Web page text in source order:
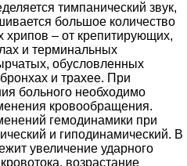
тимпанический звук,
большое количество
– от крепитирующих,
и терминальных
обусловленных
и трахее. При
больного необходимо
кровообращения.
гемодинамики при
и гиподинамический. В
увеличение ударного
возрастание